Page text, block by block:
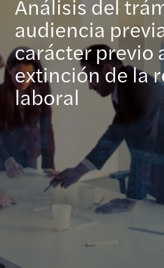
Análisis del
audiencia
carácter previo
extinción de la
laboral